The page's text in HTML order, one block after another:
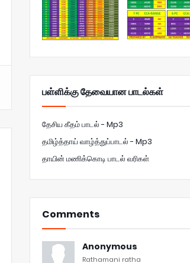
பள்ளிக்கு தேவையான பாடல்கள்
தேசிய கீதம் பாடல் - Mp3
தமிழ்த்தாய் வாழ்த்துப்பாடல் - Mp3
தாயின் மணிக்கொடி பாடல் வரிகள்
Comments
Anonymous
Rathamani ratha